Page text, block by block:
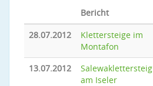
Bericht
28.07.2012
Klettersteige im
Montafon
13.07.2012
Salewaklettersteig
am Iseler